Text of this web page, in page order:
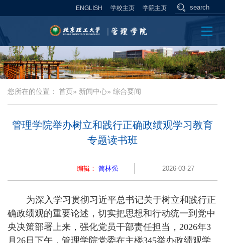
ENGLISH 学校主页 学院主页
您所在的位置： 首页» 新闻中心» 综合要闻
管理学院举办树立和践行正确政绩观学习教育
专题读书班
编辑： 简林强 2026-03-27
为深入学习贯彻习近平总书记关于树立和践行正
确政绩观的重要论述，切实把思想和行动统一到党中
央决策部署上来，强化党员干部责任担当，2026年3
月26日下午，管理学院党委在主楼345举办政绩观学